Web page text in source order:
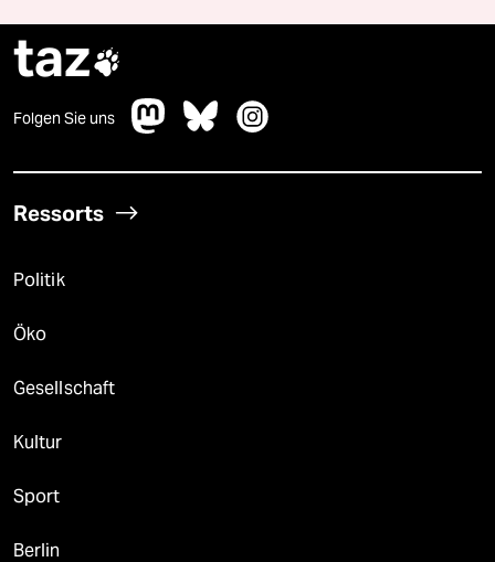
taz
Folgen Sie uns
Ressorts
Politik
Öko
Gesellschaft
Kultur
Sport
Berlin